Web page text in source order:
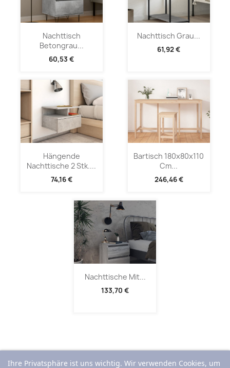
Nachttisch
Betongrau...
60,53 €
Nachttisch Grau...
61,92 €
Hängende
Nachttische 2 Stk....
74,16 €
Bartisch 180x80x110
Cm...
246,46 €
Nachttische Mit...
133,70 €
Ihre Privatsphäre ist uns wichtig. Wir verwenden Cookies, um